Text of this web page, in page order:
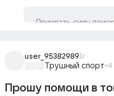
user_953829891г
Трушный спорт+4
Прошу помощи в